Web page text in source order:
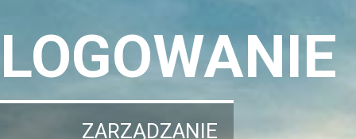
LOGOWANIE
ZARZĄDZANIE